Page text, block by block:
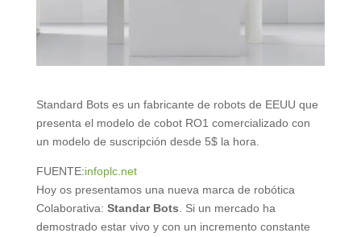
Standard Bots es un fabricante de robots de EEUU que
presenta el modelo de cobot RO1 comercializado con
un modelo de suscripción desde 5$ la hora.
FUENTE:infoplc.net
Hoy os presentamos una nueva marca de robótica
Colaborativa: Standar Bots . Si un mercado ha
demostrado estar vivo y con un incremento constante